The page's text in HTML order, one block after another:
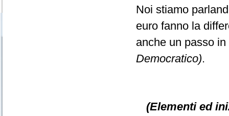
Noi stiamo
euro fanno la
anche un passo
Democratico).
(Elementi ed